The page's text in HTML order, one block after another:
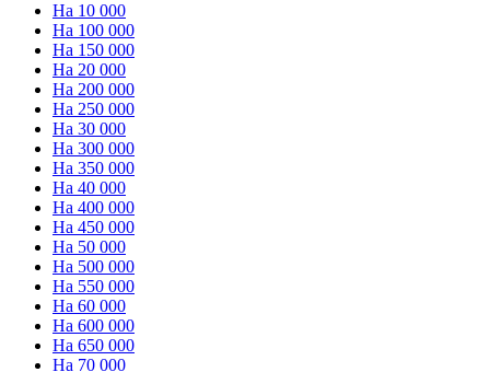
На 10 000
На 100 000
На 150 000
На 20 000
На 200 000
На 250 000
На 30 000
На 300 000
На 350 000
На 40 000
На 400 000
На 450 000
На 50 000
На 500 000
На 550 000
На 60 000
На 600 000
На 650 000
На 70 000